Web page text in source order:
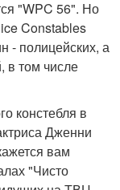
"WPC 56". Но
Constables
- полицейских, а
в том числе
констебля в
Дженни
вам
"Чисто